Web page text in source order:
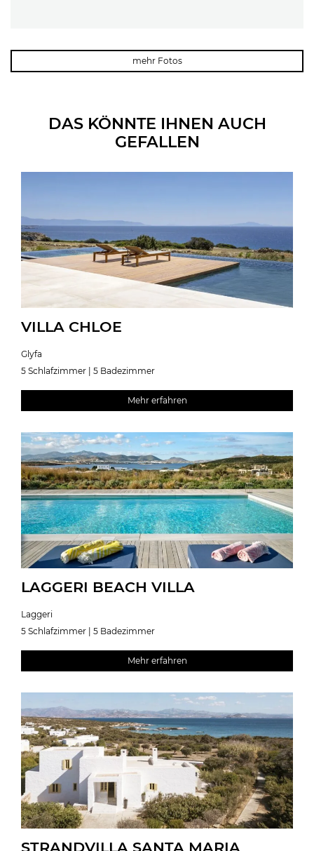
mehr Fotos
DAS KÖNNTE IHNEN AUCH
GEFALLEN
VILLA CHLOE
Glyfa
5 Schlafzimmer | 5 Badezimmer
Mehr erfahren
LAGGERI BEACH VILLA
Laggeri
5 Schlafzimmer | 5 Badezimmer
Mehr erfahren
STRANDVILLA SANTA MARIA